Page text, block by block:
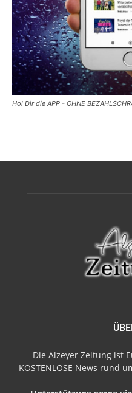
Hol Dir die APP - OHNE
Die Alzeyer Zeitung ist
KOSTENLOSE News rund